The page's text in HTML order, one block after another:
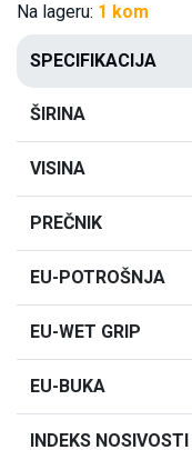
Na lageru: 1 kom
SPECIFIKACIJA
ŠIRINA
VISINA
PREČNIK
EU-POTROŠNJA
EU-WET GRIP
EU-BUKA
INDEKS NOSIVOSTI